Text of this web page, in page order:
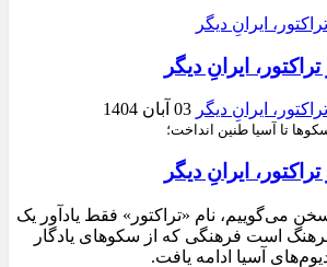
ایرانِ دیگر
03 آبان 1404
تا آسیا طنین انداخت؛
ایرانِ دیگر
می‌گوییم، نام «تراکتور» فقط یادآور یک
است فرهنگی که از سکوهای یادگار
آسیا ادامه یافت.